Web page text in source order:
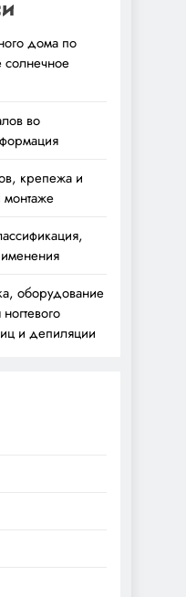
дома по
солнечное
во
крепежа и
монтаже
оборудование
и депиляции